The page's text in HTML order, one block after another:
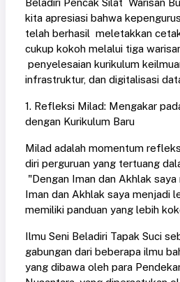
Beladiri Pencak Silat Warisan
kita apresiasi bahwa
telah berhasil meletakkan
cukup kokoh melalui tiga
penyelesaian kurikulum
infrastruktur, dan digitalisasi
1. Refleksi Milad: Mengakar
dengan Kurikulum Baru
Milad adalah momentum
diri perguruan yang tertuang
"Dengan Iman dan Akhlak
Iman dan Akhlak saya menjadi
memiliki panduan yang lebih
Ilmu Seni Beladiri Tapak Suci
gabungan dari beberapa ilmu
yang dibawa oleh para